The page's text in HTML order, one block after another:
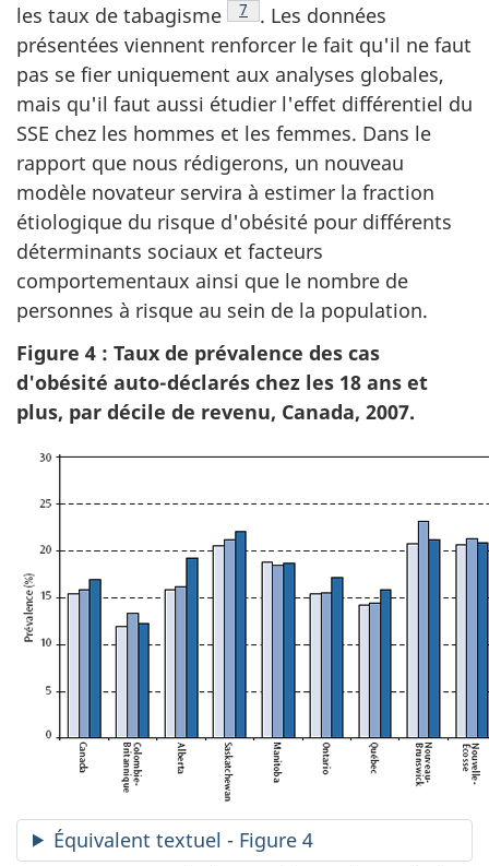
les taux de tabagisme Note de bas de page
7
. Les données
présentées viennent renforcer le fait qu'il ne faut
pas se fier uniquement aux analyses globales,
mais qu'il faut aussi étudier l'effet différentiel du
SSE chez les hommes et les femmes. Dans le
rapport que nous rédigerons, un nouveau
modèle novateur servira à estimer la fraction
étiologique du risque d'obésité pour différents
déterminants sociaux et facteurs
comportementaux ainsi que le nombre de
personnes à risque au sein de la population.
Figure 4 : Taux de prévalence des cas
d'obésité auto-déclarés chez les 18 ans et
plus, par décile de revenu, Canada, 2007.
Équivalent textuel - Figure 4